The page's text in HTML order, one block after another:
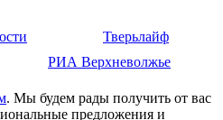
Тверьлайф
РИА Верхневолжье
. Мы будем рады получить от вас
предложения и